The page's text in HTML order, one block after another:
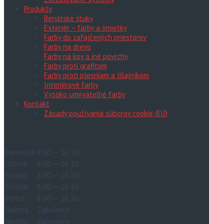
Produkty
Benátske štuky
Exteriér – farby a omietky
Farby do zafajčených priestorov
Farby na drevo
Farby na kov a iné povrchy
Farby proti grafitom
Farby proti plesniam a lišajníkom
Interiérové farby
Vysoko umývateľné farby
Kontakt
Zásady používania súborov cookie (EÚ)
Pondelok 8:00 — 16:30
Utorok
8:00 — 16:30
Streda
8:00 — 16:30
Štvrtok
8:00 — 16:30
Piatok
8:00 — 16:30
Sobota
Zatvorené
Nedeľa
Zatvorené